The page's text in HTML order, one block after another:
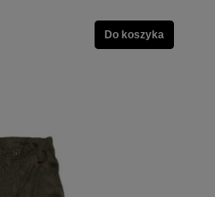
Do koszyka